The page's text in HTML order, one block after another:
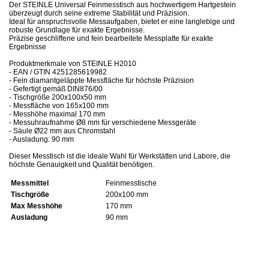
Der STEINLE Universal Feinmesstisch aus hochwertigem Hartgestein
überzeugt durch seine extreme Stabilität und Präzision.
Ideal für anspruchsvolle Messaufgaben, bietet er eine langlebige und
robuste Grundlage für exakte Ergebnisse.
Präzise geschliffene und fein bearbeitete Messplatte für exakte
Ergebnisse
Produktmerkmale von STEINLE H2010
- EAN / GTIN 4251285619982
- Fein diamantgeläppte Messfläche für höchste Präzision
- Gefertigt gemäß DIN876/00
- Tischgröße 200x100x50 mm
- Messfläche von 165x100 mm
- Messhöhe maximal 170 mm
- Messuhraufnahme Ø8 mm für verschiedene Messgeräte
- Säule Ø22 mm aus Chromstahl
- Ausladung: 90 mm
Dieser Messtisch ist die ideale Wahl für Werkstätten und Labore, die
höchste Genauigkeit und Qualität benötigen.
Messmittel
Feinmesstische
Tischgröße
200x100 mm
Max Messhöhe
170 mm
Ausladung
90 mm